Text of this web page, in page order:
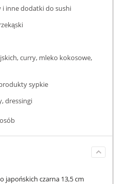
i inne dodatki do sushi
curry, mleko kokosowe,
sypkie
dressingi
japońskich czarna 13,5 cm